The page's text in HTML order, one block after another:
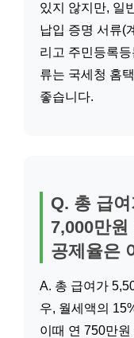
있지 않지만, 일
납입 증명 서류(
리고 주민등록
류는 국세청 홈
좋습니다.
Q. 총 급
7,000만
공제율은
A. 총 급여가
우, 월세액의
이때 연 750만